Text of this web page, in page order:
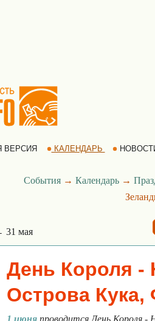
КАЛЕНДАРЬ
События→ Календарь→
31 мая
День Короля -
Острова
1 июня проводится День Короля